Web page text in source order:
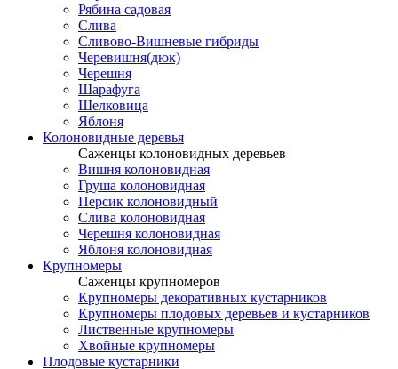
Рябина садовая
Слива
Сливово-Вишневые гибриды
Черевишня(дюк)
Черешня
Шарафуга
Шелковица
Яблоня
Колоновидные деревья
Саженцы колоновидных деревьев
Вишня колоновидная
Груша колоновидная
Персик колоновидный
Слива колоновидная
Черешня колоновидная
Яблоня колоновидная
Крупномеры
Саженцы крупномеров
Крупномеры декоративных кустарников
Крупномеры плодовых деревьев и кустарников
Лиственные крупномеры
Хвойные крупномеры
Плодовые кустарники